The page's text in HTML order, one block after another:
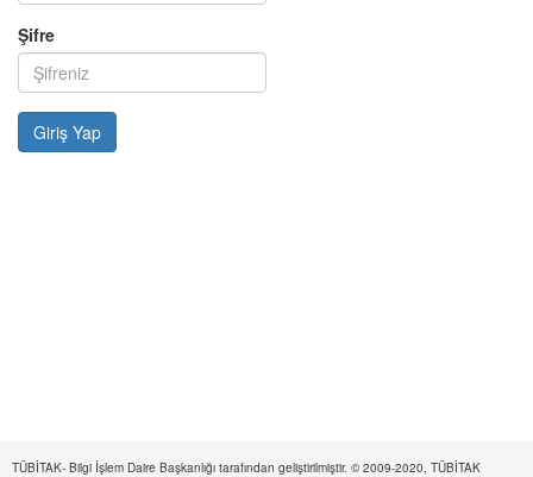
Şifre
TÜBİTAK- Bilgi İşlem Daire Başkanlığı tarafından geliştirilmiştir. © 2009-2020, TÜBİTAK